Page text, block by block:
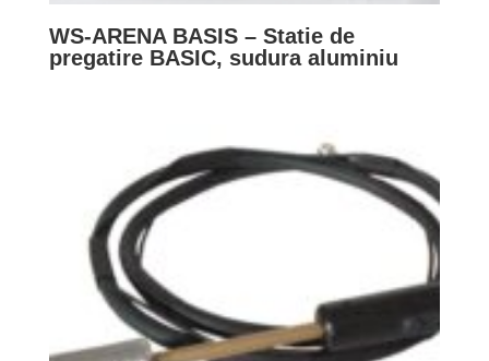
WS-ARENA BASIS – Statie de
pregatire BASIC, sudura aluminiu